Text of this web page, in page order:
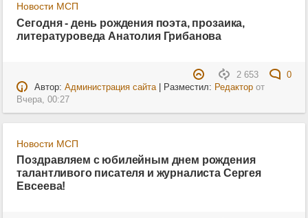
Новости МСП
Сегодня - день рождения поэта, прозаика,
литературоведа Анатолия Грибанова
2 653
0
Автор: Администрация сайта| Разместил: Редакторот
Вчера, 00:27
Новости МСП
Поздравляем с юбилейным днем рождения
талантливого писателя и журналиста Сергея
Евсеева!